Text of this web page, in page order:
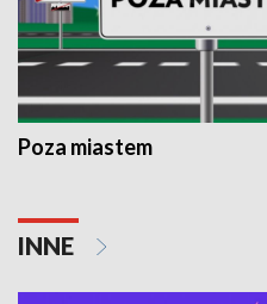
Poza miastem
INNE